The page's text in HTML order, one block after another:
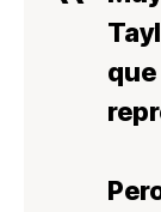
que